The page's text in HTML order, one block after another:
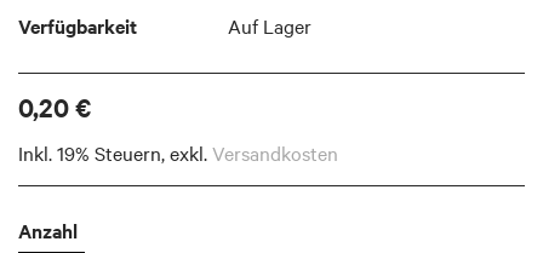
Verfügbarkeit
Auf Lager
0,20 €
Inkl. 19% Steuern,exkl.Versandkosten
Anzahl